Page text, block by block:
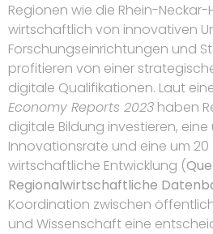
Regionen wie die Rhein-
wirtschaftlich von innovativen
Forschungseinrichtungen und
profitieren von einer
digitale Qualifikationen. Laut
Economy Reports 2023 haben
digitale Bildung investieren, eine
Innovationsrate und eine um 20
wirtschaftliche Entwicklung (
Regionalwirtschaftliche
Koordination zwischen
und Wissenschaft eine